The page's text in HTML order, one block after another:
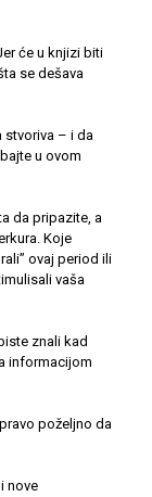
će u knjizi biti
se dešava
stvoriva – i da
u ovom
da pripazite, a
Koje
ovaj period ili
vaša
znali kad
informacijom
poželjno da
nove